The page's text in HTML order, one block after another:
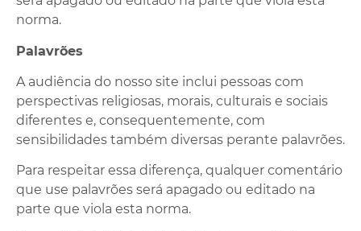
norma.
Palavrões
A audiência do nosso site inclui pessoas com
perspectivas religiosas, morais, culturais e sociais
diferentes e, consequentemente, com
sensibilidades também diversas perante palavrões.
Para respeitar essa diferença, qualquer comentário
que use palavrões será apagado ou editado na
parte que viola esta norma.